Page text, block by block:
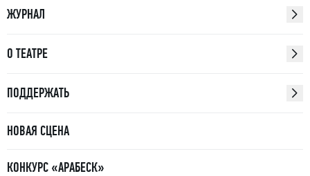
ЖУРНАЛ
О ТЕАТРЕ
ПОДДЕРЖАТЬ
НОВАЯ СЦЕНА
КОНКУРС «АРАБЕСК»